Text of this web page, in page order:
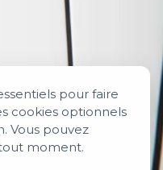
pour faire
cookies optionnels
Vous pouvez
moment.